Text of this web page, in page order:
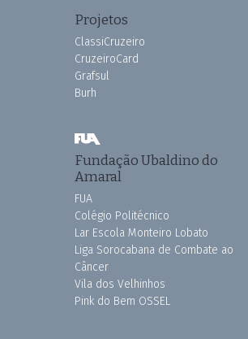
Projetos
ClassiCruzeiro
CruzeiroCard
Grafsul
Burh
Fundação Ubaldino do
Amaral
FUA
Colégio Politécnico
Lar Escola Monteiro Lobato
Liga Sorocabana de Combate ao
Câncer
Vila dos Velhinhos
Pink do Bem OSSEL